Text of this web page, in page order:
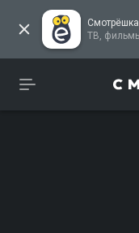
Смотрёшка